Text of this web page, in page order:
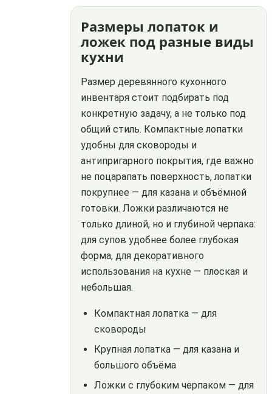
Размеры лопаток и
ложек под разные виды
кухни
Размер деревянного кухонного
инвентаря стоит подбирать под
конкретную задачу, а не только под
общий стиль. Компактные лопатки
удобны для сковороды и
антипригарного покрытия, где важно
не поцарапать поверхность, лопатки
покрупнее — для казана и объёмной
готовки. Ложки различаются не
только длиной, но и глубиной черпака:
для супов удобнее более глубокая
форма, для декоративного
использования на кухне — плоская и
небольшая.
Компактная лопатка — для
сковороды
Крупная лопатка — для казана и
большого объёма
Ложки с глубоким черпаком — для